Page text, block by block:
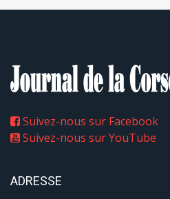
Suivez-nous sur Facebook
Suivez-nous sur YouTube
ADRESSE